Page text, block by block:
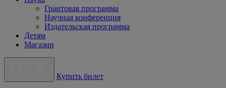
Грантовая программа
Научная конференция
Издательская программа
Детям
Магазин
Купить билет